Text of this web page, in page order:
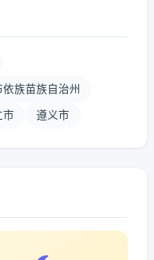
族苗族自治州
市 遵义市